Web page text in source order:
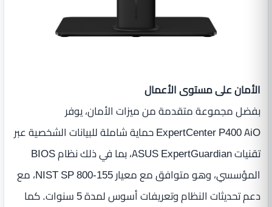
الأمان على مستوى الأعمال
بفضل مجموعة متقدمة من ميزات الأمان، يوفر
ExpertCenter P400 AiO حماية شاملة للبيانات الشخصية عبر
تقنيات ASUS ExpertGuardian، بما في ذلك نظام BIOS
المؤسسي، وهو متوافق مع معيار NIST SP 800-155، مع
دعم تحديثات النظام وتعريفات أسوس لمدة 5 سنوات. كما